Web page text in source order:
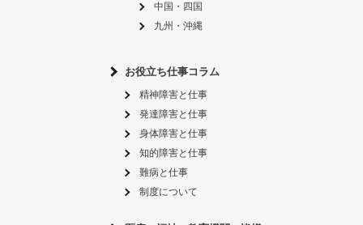
中国・四国
九州・沖縄
お役立ち仕事コラム
精神障害と仕事
発達障害と仕事
身体障害と仕事
知的障害と仕事
難病と仕事
制度について